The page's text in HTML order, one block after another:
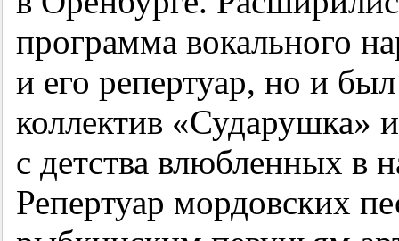
программа вокального
и его репертуар, но и
коллектив «Сударушка»
с детства влюбленных в
Репертуар мордовских